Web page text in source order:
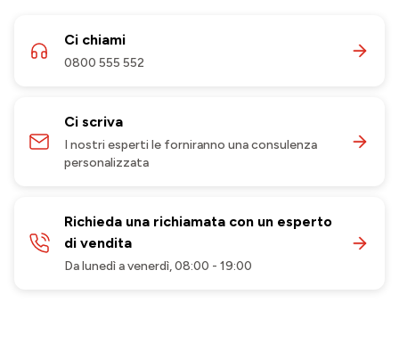
Ci chiami
0800 555 552
Ci scriva
I nostri esperti le forniranno una consulenza
personalizzata
Richieda una richiamata con un esperto
di vendita
Da lunedì a venerdì, 08:00 - 19:00